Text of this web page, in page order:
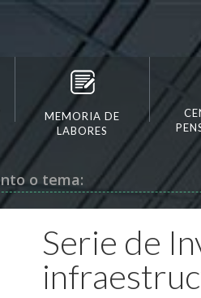
MEMORIA DE
LABORES
o tema:
Serie de